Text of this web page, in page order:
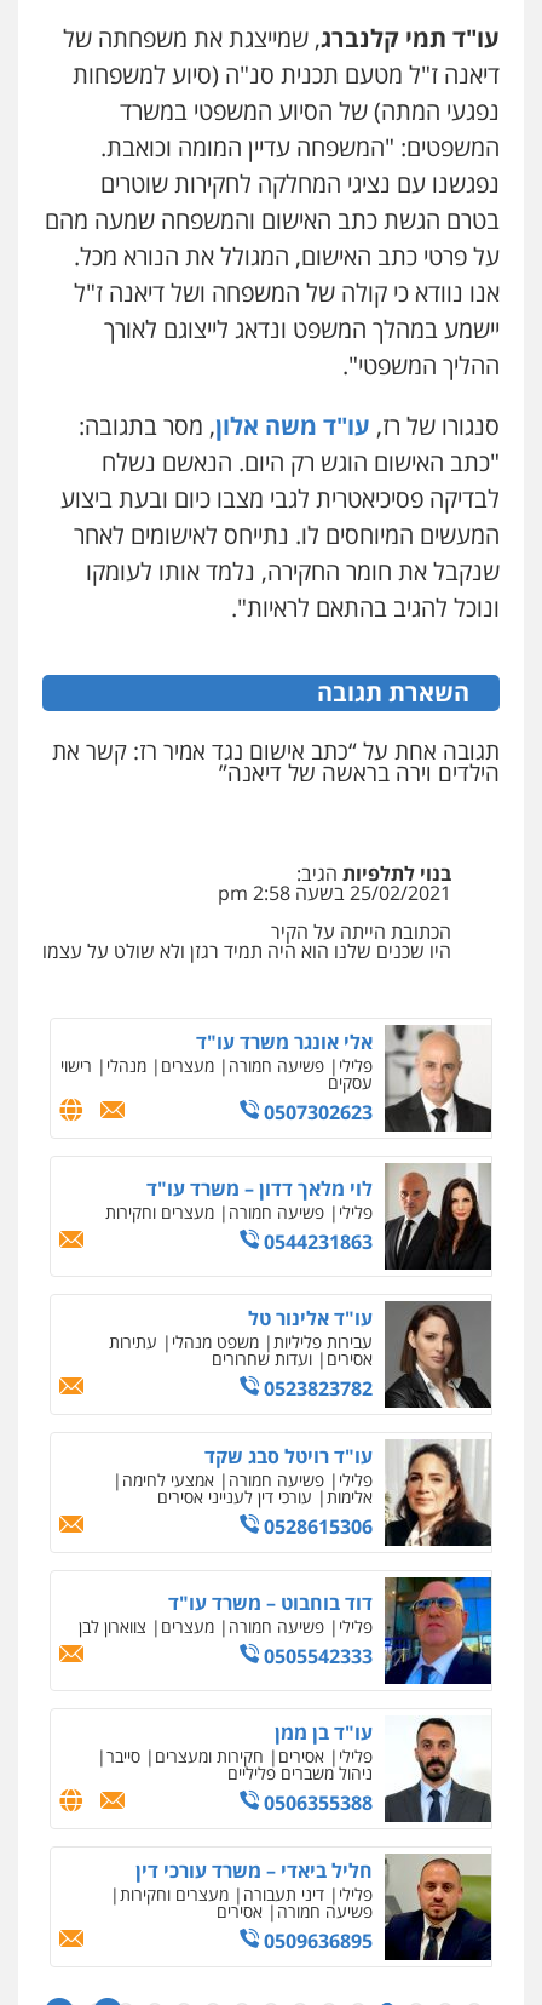
עו"ד תמי קלנברג, שמייצגת את משפחתה של
דיאנה ז"ל מטעם תכנית סנ"ה (סיוע למשפחות
נפגעי המתה) של הסיוע המשפטי במשרד
המשפטים: "המשפחה עדיין המומה וכואבת.
נפגשנו עם נציגי המחלקה לחקירות שוטרים
בטרם הגשת כתב האישום והמשפחה שמעה מהם
על פרטי כתב האישום, המגולל את הנורא מכל.
אנו נוודא כי קולה של המשפחה ושל דיאנה ז"ל
יישמע במהלך המשפט ונדאג לייצוגם לאורך
ההליך המשפטי".
סנגורו של רז, עו"ד משה אלון, מסר בתגובה:
"כתב האישום הוגש רק היום. הנאשם נשלח
לבדיקה פסיכיאטרית לגבי מצבו כיום ובעת ביצוע
המעשים המיוחסים לו. נתייחס לאישומים לאחר
שנקבל את חומר החקירה, נלמד אותו לעומקו
ונוכל להגיב בהתאם לראיות".
השארת תגובה
תגובה אחת על “כתב אישום נגד אמיר רז: קשר את
הילדים וירה בראשה של דיאנה”
בנוי לתלפיות הגיב:
25/02/2021 בשעה 2:58 pm
הכתובת הייתה על הקיר
היו שכנים שלנו הוא היה תמיד רגזן ולא שולט על עצמו
שני אלגרבלי – משרד עורכי דין
פלילי עורכי דין לענייני אסירים תעבורה
0507120031
עו"ד אייל אביטל
פלילי פשיעה חמורה מעצרים וחקירות
0544712201
עו"ד בועז קניג
פלילי
0507003001
ויקי שמואל – משרד עו"ד
משפט פלילי
0528959600
0545437431
עו"ד עלי סעדי
פלילי פשיעה חמורה
עו"ד שגיא אקו
פלילי מעצרים וחקירות
עורכי דין לענייני אסירים
אלי אונגר משרד עו"ד
פלילי פשיעה חמורה מעצרים מנהלי רישוי
עסקים
0507302623
לוי מלאך דדון – משרד עו"ד
פלילי פשיעה חמורה מעצרים וחקירות
0544231863
עו"ד אלינור טל
עבירות פליליות משפט מנהלי עתירות
אסירים ועדות שחרורים
0523823782
עו"ד רויטל סבג שקד
פלילי פשיעה חמורה אמצעי לחימה
אלימות עורכי דין לענייני אסירים
0528615306
דוד בוחבוט – משרד עו"ד
פלילי פשיעה חמורה מעצרים צווארון לבן
0505542333
עו"ד בן ממן
פלילי אסירים חקירות ומעצרים סייבר
ניהול משברים פליליים
0506355388
חליל ביאדי – משרד עורכי דין
פלילי דיני תעבורה מעצרים וחקירות
פשיעה חמורה אסירים
0509636895
ניר קידר – צלםאיומים כתובים
תושב סכנין חשוד ששלח הודעות מאיימות לעורך דין